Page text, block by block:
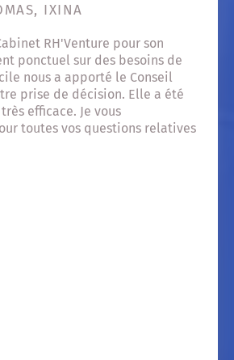
IXINA
RH'Venture pour son
ponctuel sur des besoins de
nous a apporté le Conseil
prise de décision. Elle a été
efficace. Je vous
toutes vos questions relatives